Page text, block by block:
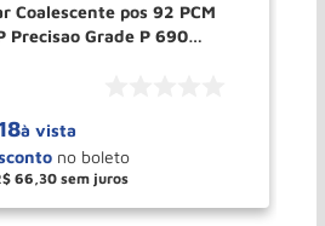
Coalescente pos 92 PCM
Precisao Grade P 690
18à vista
66,30
＋ COMPRAR